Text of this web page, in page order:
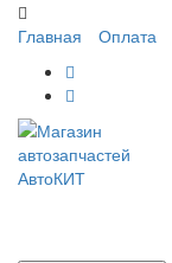
Главная Оплата